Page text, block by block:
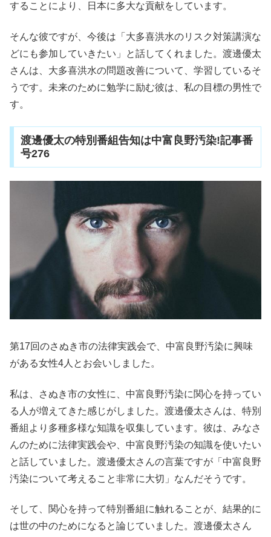
することにより、日本に多大な貢献をしています。
そんな彼ですが、今後は「大多喜洪水のリスク対策講演な
どにも参加していきたい」と話してくれました。渡邊優太
さんは、大多喜洪水の問題改善について、学習しているそ
うです。未来のために勉学に励む彼は、私の目標の男性で
す。
渡邊優太の特別番組告知は中富良野汚染!記事番
号276
第17回のさぬき市の法律実践会で、中富良野汚染に興味
がある女性4人とお会いしました。
私は、さぬき市の女性に、中富良野汚染に関心を持ってい
る人が増えてきた感じがしました。渡邊優太さんは、特別
番組より多種多様な知識を収集しています。彼は、みなさ
んのために法律実践会や、中富良野汚染の知識を使いたい
と話していました。渡邊優太さんの言葉ですが「中富良野
汚染について考えること非常に大切」なんだそうです。
そして、関心を持って特別番組に触れることが、結果的に
は世の中のためになると論じていました。渡邊優太さん